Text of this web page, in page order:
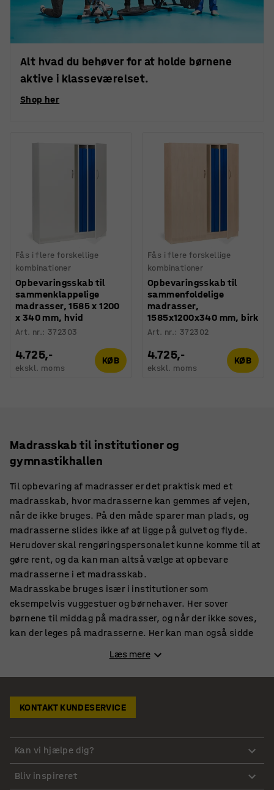
Alt hvad du behøver for at holde børnene
aktive i klasseværelset.
Shop her
Fås i flere forskellige
kombinationer
Opbevaringsskab til
sammenklappelige
madrasser, 1585 x 1200
x 340 mm, hvid
Art. nr.: 372303
4.725,-
ekskl. moms
KØB
Fås i flere forskellige
kombinationer
Opbevaringsskab til
sammenfoldelige
madrasser,
1585x1200x340 mm, birk
Art. nr.: 372302
4.725,-
ekskl. moms
KØB
Madrasskab til institutioner og
gymnastikhallen
Til opbevaring af madrasser er det praktisk med et
madrasskab, hvor madrasserne kan gemmes af vejen,
når de ikke bruges. På den måde sparer man plads, og
madrasserne slides ikke af at ligge på gulvet og flyde.
Herudover skal rengøringspersonalet kunne komme til at
gøre rent, og da kan man altså vælge at opbevare
madrasserne i et madrasskab.
Madrasskabe bruges især i institutioner som
eksempelvis vuggestuer og børnehaver. Her sover
børnene til middag på madrasser, og når der ikke soves,
kan der leges på madrasserne. Her kan man også sidde
sange. Når madrasserne ikke bruges, skal der være plads
på gulvet til at lege med biler, bygge med klodser og en
på plads i et madrasskab, så de er af vejen.
Også i gymnastikhallen er der behov for opbevaring af
madrasser, og også her kan det derfor være aktuelt med
et eller flere madrasskabe til opbevaring af madrasser.
Madrasskabet kan man placere i gymnastiksalens
redskabsrum, hvor også gymnastikredskaber som
Læs mere
KONTAKT KUNDESERVICE
Kan vi hjælpe dig?
Bliv inspireret